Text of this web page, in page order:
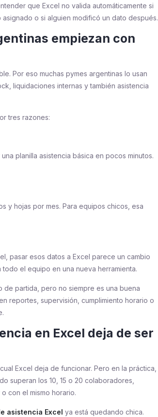
que Excel no valida automáticamente si
o si alguien modificó un dato después.
empiezan con
Por eso muchas pymes argentinas lo usan
liquidaciones internas y también asistencia
tres razones:
planilla asistencia básica en pocos minutos.
y hojas por mes. Para equipos chicos, esa
pasar esos datos a Excel parece un cambio
el equipo en una nueva herramienta.
partida, pero no siempre es una buena
reportes, supervisión, cumplimiento horario o
en Excel deja de ser
Excel deja de funcionar. Pero en la práctica,
superan los 10, 15 o 20 colaboradores,
con el mismo horario.
asistencia Excel ya está quedando chica.